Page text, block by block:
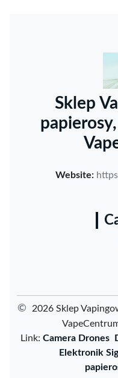
Sklep
Website:
©
2026 Sklep
Link: Camera Drones
Elektronik